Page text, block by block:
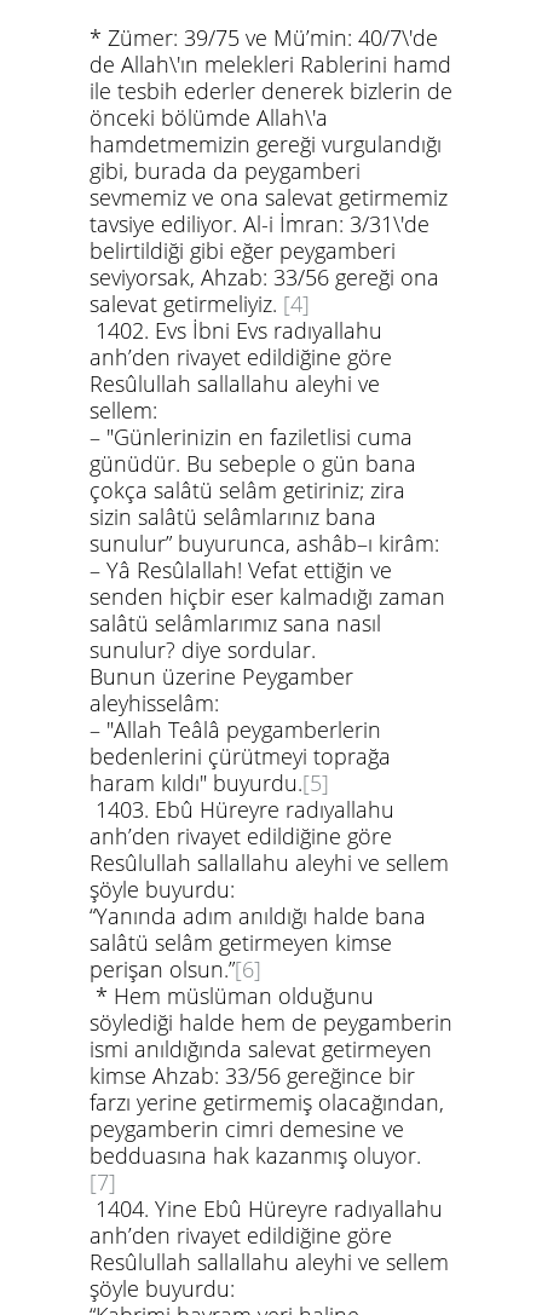
* Zümer: 39/75 ve Mü’min: 40/7\'de
de Allah\'ın melekleri Rablerini hamd
ile tesbih ederler denerek bizlerin de
önceki bölümde Allah\'a
hamdetmemizin gereği vurgulandığı
gibi, burada da peygamberi
sevmemiz ve ona salevat getirmemiz
tavsiye ediliyor. Al-i İmran: 3/31\'de
belirtildiği gibi eğer peygamberi
seviyorsak, Ahzab: 33/56 gereği ona
salevat getirmeliyiz. [4]
1402. Evs İbni Evs radıyallahu
anh’den rivayet edildiğine göre
Resûlullah sallallahu aleyhi ve
sellem:
– "Günlerinizin en faziletlisi cuma
günüdür. Bu sebeple o gün bana
çokça salâtü selâm getiriniz; zira
sizin salâtü selâmlarınız bana
sunulur” buyurunca, ashâb–ı kirâm:
– Yâ Resûlallah! Vefat ettiğin ve
senden hiçbir eser kalmadığı zaman
salâtü selâmlarımız sana nasıl
sunulur? diye sordular.
Bunun üzerine Peygamber
aleyhisselâm:
– "Allah Teâlâ peygamberlerin
bedenlerini çürütmeyi toprağa
haram kıldı" buyurdu.[5]
1403. Ebû Hüreyre radıyallahu
anh’den rivayet edildiğine göre
Resûlullah sallallahu aleyhi ve sellem
şöyle buyurdu:
“Yanında adım anıldığı halde bana
salâtü selâm getirmeyen kimse
perişan olsun.”[6]
* Hem müslüman olduğunu
söylediği halde hem de peygamberin
ismi anıldığında salevat getirmeyen
kimse Ahzab: 33/56 gereğince bir
farzı yerine getirmemiş olacağından,
peygamberin cimri demesine ve
bedduasına hak kazanmış oluyor.
[7]
1404. Yine Ebû Hüreyre radıyallahu
anh’den rivayet edildiğine göre
Resûlullah sallallahu aleyhi ve sellem
şöyle buyurdu: